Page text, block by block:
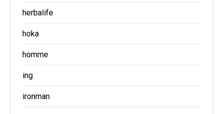
herbalife
hoka
homme
ing
ironman